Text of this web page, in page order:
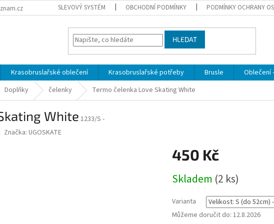
SLEVOVÝ SYSTÉM OBCHODNÍ PODMÍNKY PODMÍNKY OCHRANY
HLEDAT
Krasobruslařské oblečení Krasobruslařské potřeby Brusle Oblečení
Doplňky čelenky Termo čelenka Love Skating White
White 1233/S -
Značka: UGOSKATE
450 Kč
cena:
Skladem (2 ks)
Varianta
Můžeme doručit do: 12.8.2026